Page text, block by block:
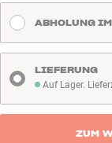
ABHOLUNG
Auf Lager. Lieferzeit 2-4
Auf Lager.
LIEFERUNG
ZUM